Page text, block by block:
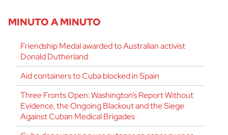
MINUTO A MINUTO
Friendship Medal awarded to Australian activist
Donald Dutherland
Aid containers to Cuba blocked in Spain
Three Fronts Open: Washington’s Report Without
Evidence, the Ongoing Blackout and the Siege
Against Cuban Medical Brigades